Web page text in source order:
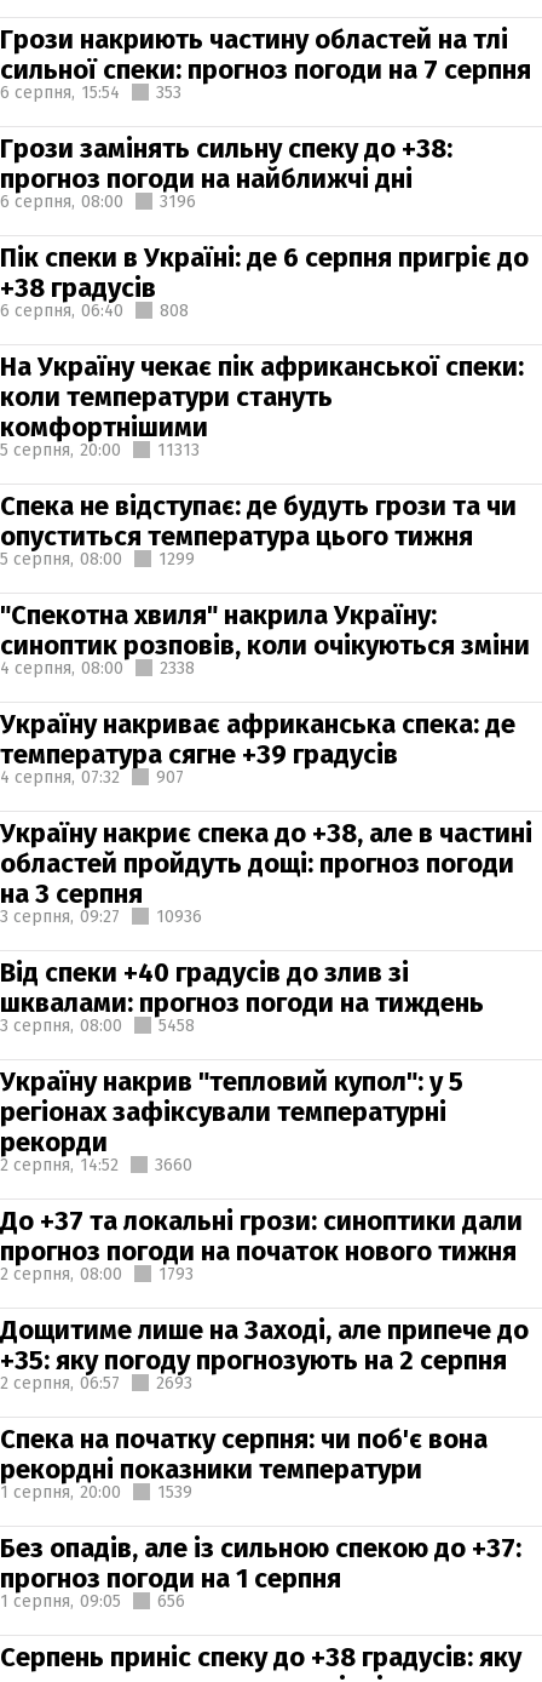
Грози накриють частину областей на тлі
сильної спеки: прогноз погоди на 7 серпня
6 серпня, 15:54 353
Грози замінять сильну спеку до +38:
прогноз погоди на найближчі дні
6 серпня, 08:00 3196
Пік спеки в Україні: де 6 серпня пригріє до
+38 градусів
6 серпня, 06:40 808
На Україну чекає пік африканської спеки:
коли температури стануть
комфортнішими
5 серпня, 20:00 11313
Спека не відступає: де будуть грози та чи
опуститься температура цього тижня
5 серпня, 08:00 1299
"Спекотна хвиля" накрила Україну:
синоптик розповів, коли очікуються зміни
4 серпня, 08:00 2338
Україну накриває африканська спека: де
температура сягне +39 градусів
4 серпня, 07:32 907
Україну накриє спека до +38, але в частині
областей пройдуть дощі: прогноз погоди
на 3 серпня
3 серпня, 09:27 10936
Від спеки +40 градусів до злив зі
шквалами: прогноз погоди на тиждень
3 серпня, 08:00 5458
Україну накрив "тепловий купол": у 5
регіонах зафіксували температурні
рекорди
2 серпня, 14:52 3660
До +37 та локальні грози: синоптики дали
прогноз погоди на початок нового тижня
2 серпня, 08:00 1793
Дощитиме лише на Заході, але припече до
+35: яку погоду прогнозують на 2 серпня
2 серпня, 06:57 2693
Спека на початку серпня: чи поб'є вона
рекордні показники температури
1 серпня, 20:00 1539
Без опадів, але із сильною спекою до +37:
прогноз погоди на 1 серпня
1 серпня, 09:05 656
Серпень приніс спеку до +38 градусів: яку